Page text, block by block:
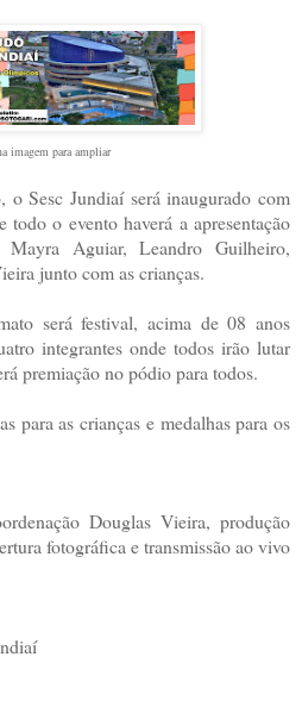
imagem para ampliar
Sesc Jundiaí será inaugurado com
o evento haverá a apresentação
Mayra Aguiar, Leandro Guilheiro,
junto com as crianças.
será festival, acima de 08 anos
integrantes onde todos irão lutar
premiação no pódio para todos.
para as crianças e medalhas para os
Douglas Vieira, produção
fotográfica e transmissão ao vivo